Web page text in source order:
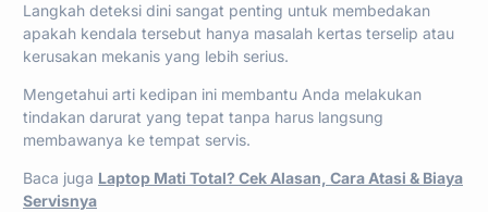
Langkah deteksi dini sangat penting untuk membedakan
apakah kendala tersebut hanya masalah kertas terselip atau
kerusakan mekanis yang lebih serius.
Mengetahui arti kedipan ini membantu Anda melakukan
tindakan darurat yang tepat tanpa harus langsung
membawanya ke tempat servis.
Baca juga Laptop Mati Total? Cek Alasan, Cara Atasi & Biaya
Servisnya